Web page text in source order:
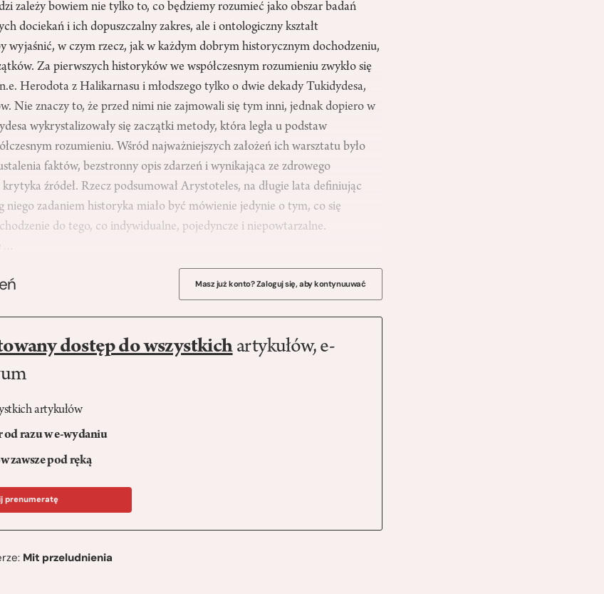
zależy bowiem nie tylko to, co będziemy rozumieć jako obszar badań
dociekań i ich dopuszczalny zakres, ale i ontologiczny kształt
wyjaśnić, w czym rzecz, jak w każdym dobrym historycznym dochodzeniu,
Za pierwszych historyków we współczesnym rozumieniu zwykło się
Herodota z Halikarnasu i młodszego tylko o dwie dekady Tukidydesa,
Nie znaczy to, że przed nimi nie zajmowali się tym inni, jednak dopiero w
wykrystalizowały się zaczątki metody, która legła u podstaw
rozumieniu. Wśród najważniejszych założeń ich warsztatu było
faktów, bezstronny opis zdarzeń i wynikająca ze zdrowego
źródeł. Rzecz podsumował Arystoteles, na długie lata definiując
niego zadaniem historyka miało być mówienie jedynie o tym, co się
do tego, co indywidualne, pojedyncze i niepowtarzalne.
Masz już konto? Zaloguj się, aby kontynuuwać
dostęp do wszystkichartykułów, e-
artykułów
razu w e-wydaniu
zawsze pod ręką
prenumeratę
Mit przeludnienia